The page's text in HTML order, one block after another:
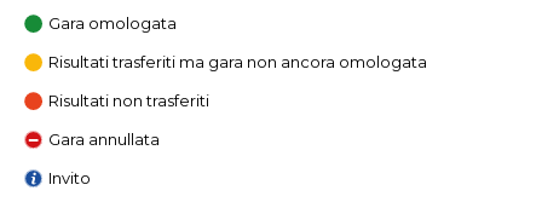
Gara omologata
Risultati trasferiti ma gara non ancora omologata
Risultati non trasferiti
Gara annullata
Invito